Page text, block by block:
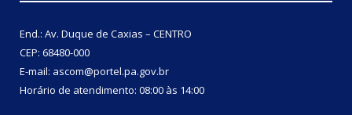
End.: Av. Duque de Caxias – CENTRO
CEP: 68480-000
E-mail: ascom@portel.pa.gov.br
Horário de atendimento: 08:00 às 14:00